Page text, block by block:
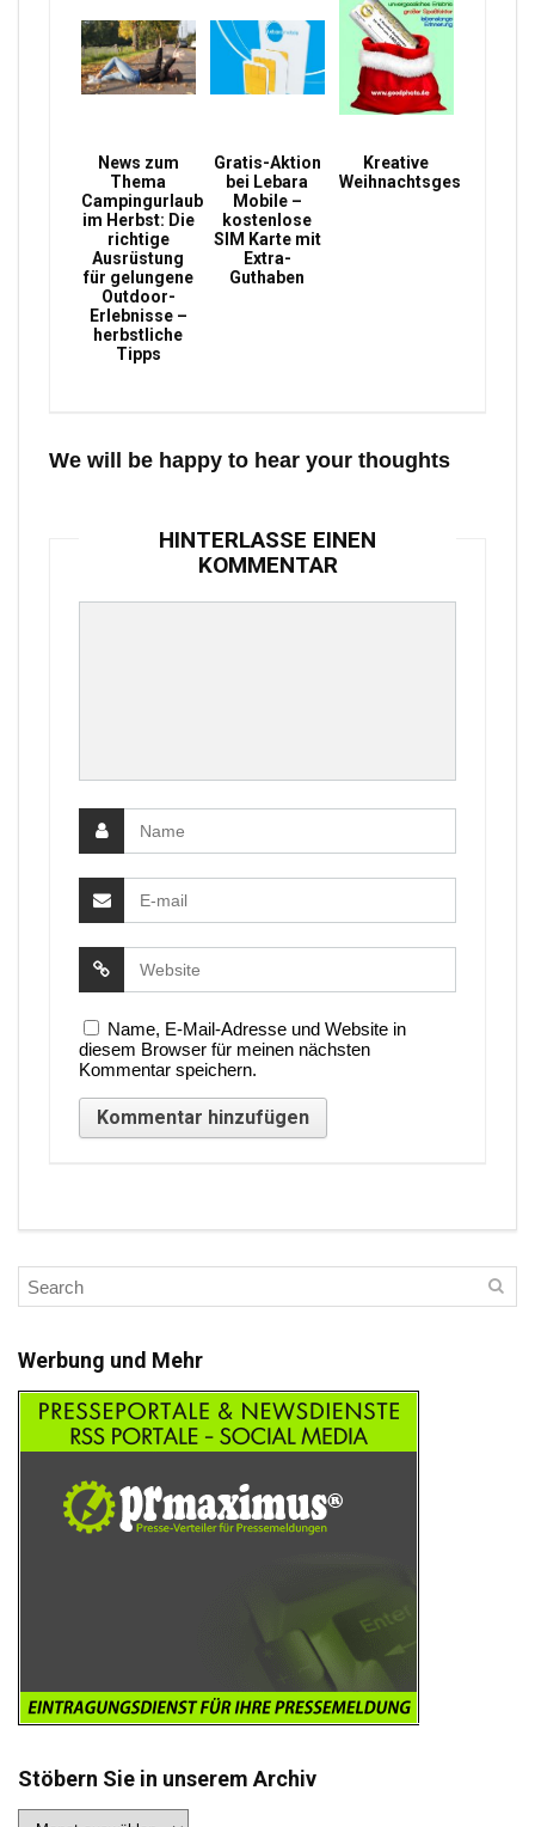
News zum
Thema
Campingurlaub
im Herbst: Die
richtige
Ausrüstung
für gelungene
Outdoor-
Erlebnisse –
herbstliche
Tipps
Gratis-Aktion
bei Lebara
Mobile –
kostenlose
SIM Karte mit
Extra-
Guthaben
Kreative
Weihnachtsgeschenke
We will be happy to hear your thoughts
HINTERLASSE EINEN
KOMMENTAR
Name, E-Mail-Adresse und Website in
diesem Browser für meinen nächsten
Kommentar speichern.
Werbung und Mehr
Stöbern Sie in unserem Archiv